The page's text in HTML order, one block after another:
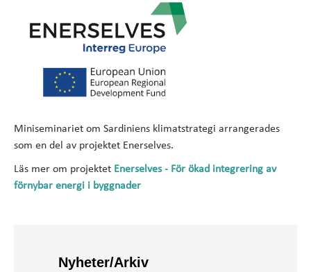
Miniseminariet om Sardiniens klimatstrategi arrangerades
som en del av projektet Enerselves.
Läs mer om projektet Enerselves - För ökad integrering av
förnybar energi i byggnader
Nyheter/Arkiv